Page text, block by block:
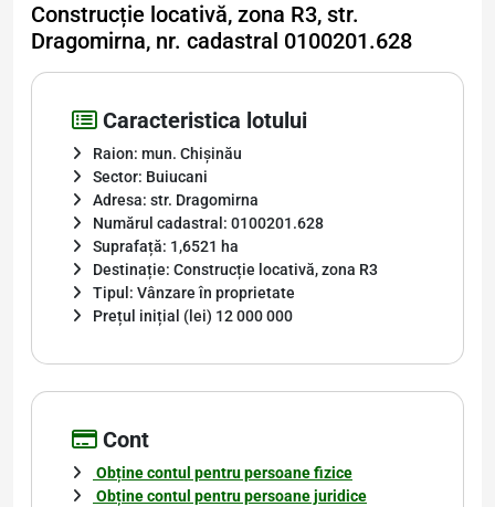
Construcție locativă, zona R3, str.
Dragomirna, nr. cadastral 0100201.628
Caracteristica lotului
Raion: mun. Chișinău
Sector: Buiucani
Adresa: str. Dragomirna
Numărul cadastral: 0100201.628
Suprafață: 1,6521 ha
Destinație: Construcție locativă, zona R3
Tipul: Vânzare în proprietate
Prețul inițial (lei) 12 000 000
Cont
Obține contul pentru persoane fizice
Obține contul pentru persoane juridice